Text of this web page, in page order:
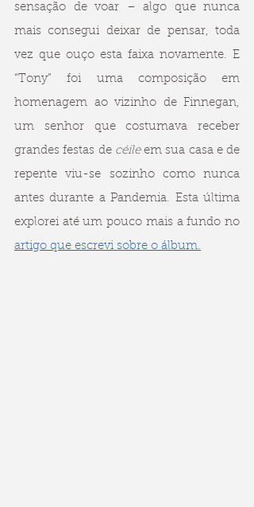
sensação de voar – algo que nunca
mais consegui deixar de pensar, toda
vez que ouço esta faixa novamente. E
“Tony” foi uma composição em
homenagem ao vizinho de Finnegan,
um senhor que costumava receber
grandes festas de céile em sua casa e de
repente viu-se sozinho como nunca
antes durante a Pandemia. Esta última
artigo que escrevi sobre o álbum.